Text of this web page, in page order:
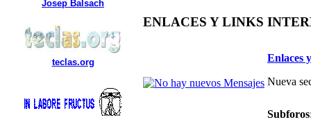
Josep Balsach
teclas.org
ENLACES Y LINKS
Enlaces
Nueva
Subforos